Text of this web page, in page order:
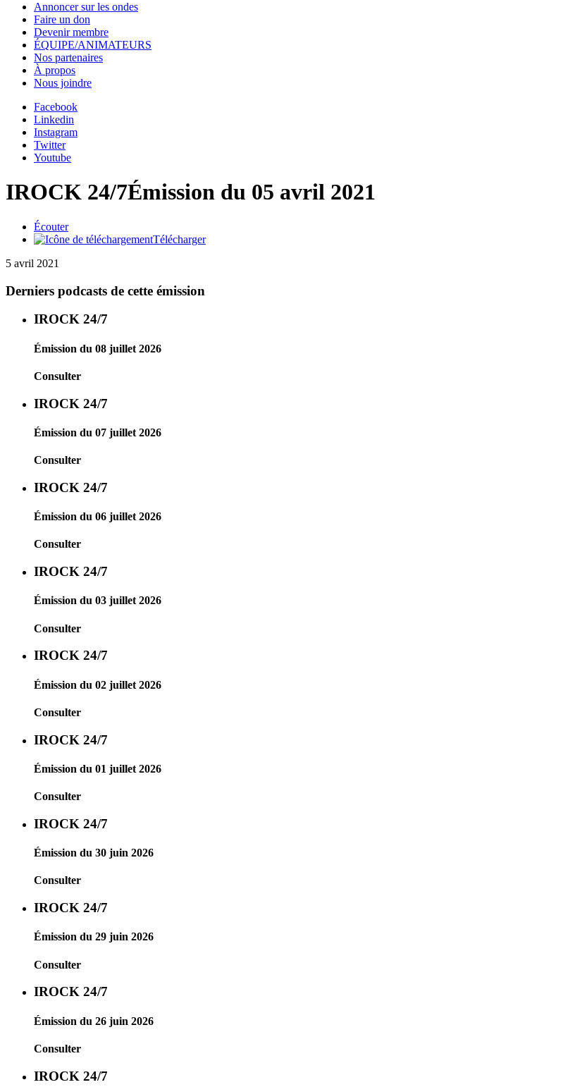
Annoncer sur les ondes
Faire un don
Devenir membre
ÉQUIPE/ANIMATEURS
Nos partenaires
À propos
Nous joindre
Facebook
Linkedin
Instagram
Twitter
Youtube
IROCK 24/7Émission du 05 avril 2021
Écouter
Télécharger
5 avril 2021
Derniers podcasts de cette émission
IROCK 24/7
Émission du 08 juillet 2026
Consulter
IROCK 24/7
Émission du 07 juillet 2026
Consulter
IROCK 24/7
Émission du 06 juillet 2026
Consulter
IROCK 24/7
Émission du 03 juillet 2026
Consulter
IROCK 24/7
Émission du 02 juillet 2026
Consulter
IROCK 24/7
Émission du 01 juillet 2026
Consulter
IROCK 24/7
Émission du 30 juin 2026
Consulter
IROCK 24/7
Émission du 29 juin 2026
Consulter
IROCK 24/7
Émission du 26 juin 2026
Consulter
IROCK 24/7